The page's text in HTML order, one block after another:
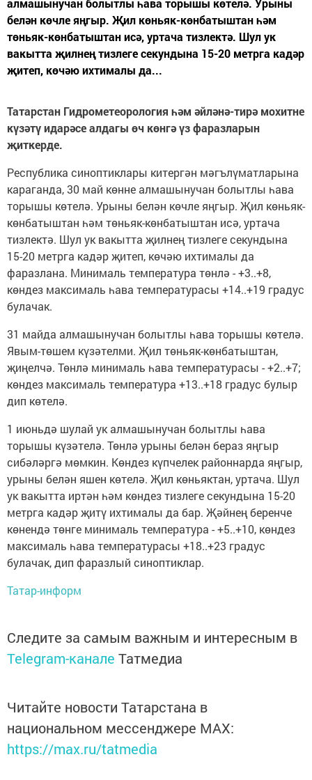
алмашынучан болытлы һава торышы көтелә. Урыны
белән көчле яңгыр. Җил көньяк-көнбатыштан һәм
төньяк-көнбатыштан исә, уртача тизлектә. Шул ук
вакытта җилнең тизлеге секундына 15-20 метрга кадәр
җитеп, көчәю ихтималы да...
Татарстан Гидрометеорология һәм әйләнә-тирә мохитне
күзәтү идарәсе алдагы өч көнгә үз фаразларын
җиткерде.
Республика синоптиклары китергән мәгълүматларына
караганда, 30 май көнне алмашынучан болытлы һава
торышы көтелә. Урыны белән көчле яңгыр. Җил көньяк-
көнбатыштан һәм төньяк-көнбатыштан исә, уртача
тизлектә. Шул ук вакытта җилнең тизлеге секундына
15-20 метрга кадәр җитеп, көчәю ихтималы да
фаразлана. Минималь температура төнлә - +3..+8,
көндез максималь һава температурасы +14..+19 градус
булачак.
31 майда алмашынучан болытлы һава торышы көтелә.
Явым-төшем күзәтелми. Җил төньяк-көнбатыштан,
җиңелчә. Төнлә минималь һава температурасы - +2..+7;
көндез максималь температура +13..+18 градус булыр
дип көтелә.
1 июньдә шулай ук алмашынучан болытлы һава
торышы күзәтелә. Төнлә урыны белән бераз яңгыр
сибәләргә мөмкин. Көндез күпчелек районнарда яңгыр,
урыны белән яшен көтелә. Җил көньяктан, уртача. Шул
ук вакытта иртән һәм көндез тизлеге секундына 15-20
метрга кадәр җитү ихтималы да бар. Җәйнең беренче
көнендә төнге минималь температура - +5..+10, көндез
максималь һава температурасы +18..+23 градус
булачак, дип фаразлый синоптиклар.
Татар-информ
Следите за самым важным и интересным в
Telegram-канале Татмедиа
Читайте новости Татарстана в
национальном мессенджере MАХ:
https://max.ru/tatmedia